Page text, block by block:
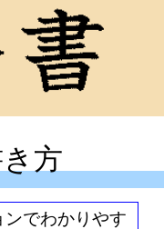
き方
でわかりやす